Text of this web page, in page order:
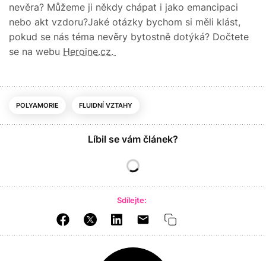
nevěra? Můžeme ji někdy chápat i jako emancipaci
nebo akt vzdoru?Jaké otázky bychom si měli klást,
pokud se nás téma nevěry bytostně dotýká? Dočtete
se na webu Heroine.cz.
POLYAMORIE FLUIDNÍ VZTAHY
Líbil se vám článek?
Sdílejte: